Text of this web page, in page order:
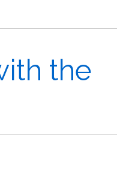
the